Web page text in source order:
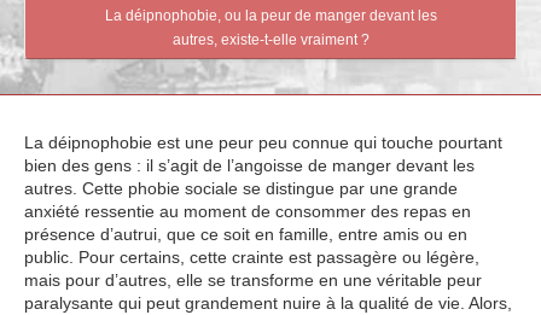
La déipnophobie, ou la peur de manger devant les
autres, existe-t-elle vraiment ?
La déipnophobie est une peur peu connue qui touche pourtant
bien des gens : il s’agit de l’angoisse de manger devant les
autres. Cette phobie sociale se distingue par une grande
anxiété ressentie au moment de consommer des repas en
présence d’autrui, que ce soit en famille, entre amis ou en
public. Pour certains, cette crainte est passagère ou légère,
mais pour d’autres, elle se transforme en une véritable peur
paralysante qui peut grandement nuire à la qualité de vie. Alors,